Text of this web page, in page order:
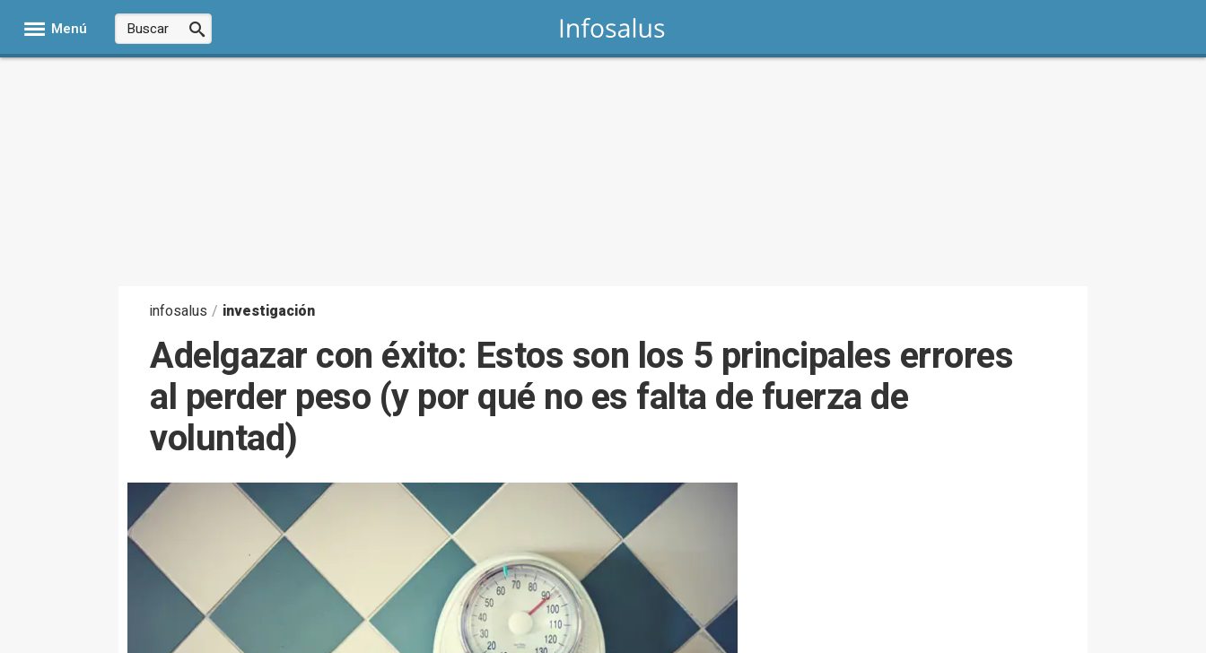
Menú
infosalus / investigación
Adelgazar con éxito: Estos son los 5 principales errores
al perder peso (y por qué no es falta de fuerza de
voluntad)